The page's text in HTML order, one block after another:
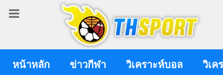
หน้าหลัก ข่าวกีฬา วิเคราะห์บอล วิเค
เข้า